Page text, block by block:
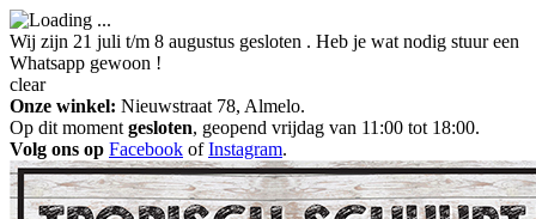
Wij zijn 21 juli t/m 8 augustus gesloten . Heb je wat nodig stuur een
Whatsapp gewoon !
clear
Onze winkel: Nieuwstraat 78, Almelo.
Op dit moment gesloten, geopend vrijdag van 11:00 tot 18:00.
Volg ons op Facebook ofInstagram.